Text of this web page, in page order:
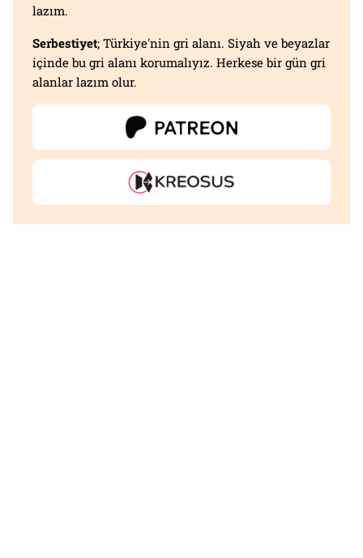
lazım.
Serbestiyet; Türkiye'nin gri alanı. Siyah ve beyazlar
içinde bu gri alanı korumalıyız. Herkese bir gün gri
alanlar lazım olur.